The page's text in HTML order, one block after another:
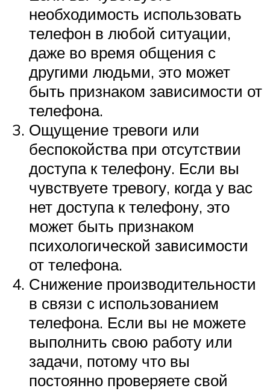
необходимость использовать
телефон в любой ситуации,
даже во время общения с
другими людьми, это может
быть признаком зависимости от
телефона.
Ощущение тревоги или
беспокойства при отсутствии
доступа к телефону. Если вы
чувствуете тревогу, когда у вас
нет доступа к телефону, это
может быть признаком
психологической зависимости
от телефона.
Снижение производительности
в связи с использованием
телефона. Если вы не можете
выполнить свою работу или
задачи, потому что вы
постоянно проверяете свой